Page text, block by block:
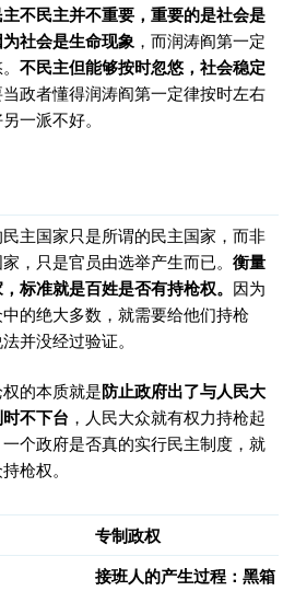
主不民主并不重要，重要的是社会是
社会是生命现象 ，而润涛阎第一定
不民主但能够按时忽悠，社会稳定
当政者懂得润涛阎第一定律按时左右
一派不好。
主国家只是所谓的民主国家，而非
，只是官员由选举产生而已。 衡量
标准就是百姓是否有持枪权。 因为
的绝大多数，就需要给他们持枪
并没经过验证。
的本质就是防止政府出了与人民大
不下台 ，人民大众就有权力持枪起
个政府是否真的实行民主制度，就
枪权。
专制政权
接班人的产生过程：黑箱